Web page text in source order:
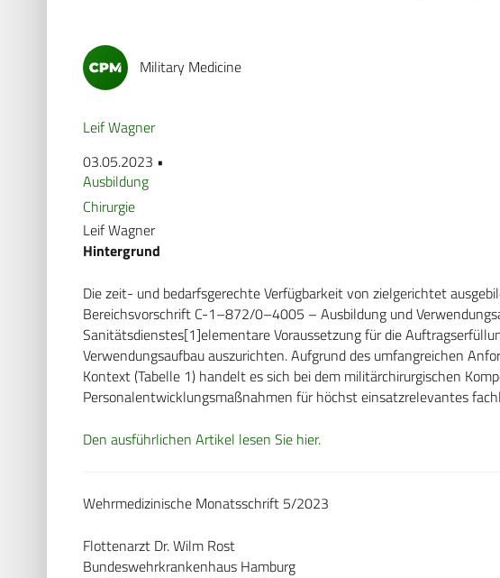
Military Medicine
Leif Wagner
03.05.2023 •
Ausbildung
Chirurgie
Leif Wagner
Hintergrund
Die zeit- und bedarfsgerechte Verfügbarkeit von zielgerichtet
Bereichsvorschrift C-1–872/0–4005 – Ausbildung und
Sanitätsdienstes[1]elementare Voraussetzung für die
Verwendungsaufbau auszurichten. Aufgrund des umfangreichen
Kontext (Tabelle 1) handelt es sich bei dem militärchirurgischen
Personalentwicklungsmaßnahmen für höchst einsatzrelevantes
Den ausführlichen Artikel lesen Sie hier.
Wehrmedizinische Monatsschrift 5/2023
Flottenarzt Dr. Wilm Rost
Bundeswehrkrankenhaus Hamburg